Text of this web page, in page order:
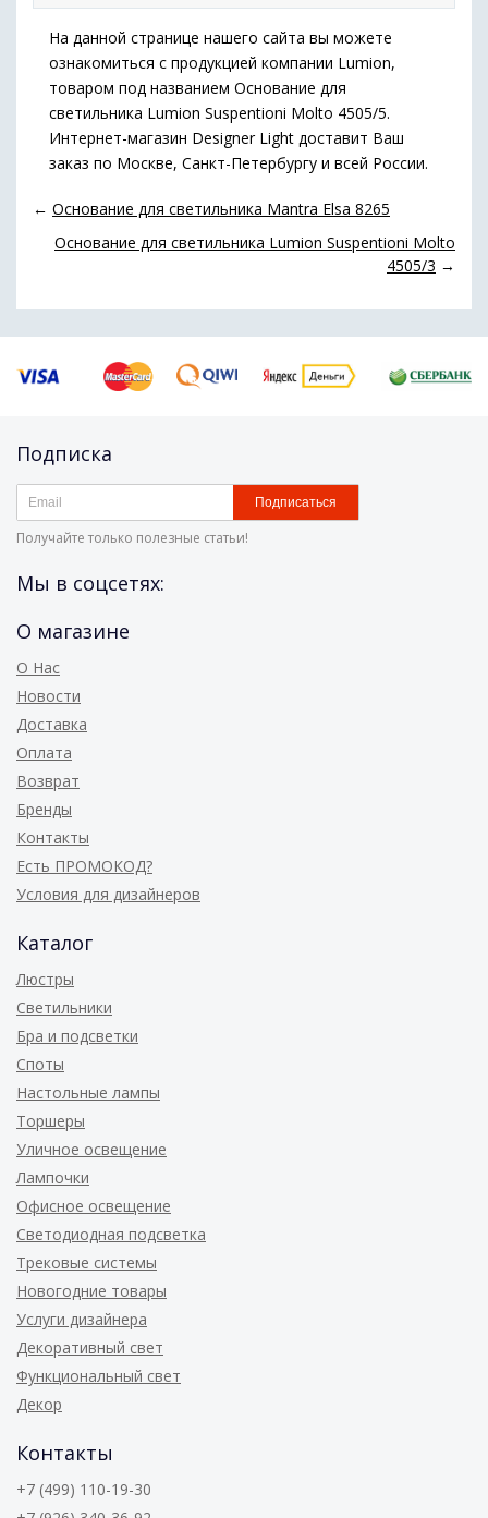
На данной странице нашего сайта вы можете
ознакомиться с продукцией компании Lumion,
товаром под названием Основание для
светильника Lumion Suspentioni Molto 4505/5.
Интернет-магазин Designer Light доставит Ваш
заказ по Москве, Санкт-Петербургу и всей России.
← Основание для светильника Mantra Elsa 8265
Основание для светильника Lumion Suspentioni Molto
4505/3 →
Подписка
Подписаться
Получайте только полезные статьи!
Мы в соцсетях:
О магазине
О Нас
Новости
Доставка
Оплата
Возврат
Бренды
Контакты
Есть ПРОМОКОД?
Условия для дизайнеров
Каталог
Люстры
Светильники
Бра и подсветки
Споты
Настольные лампы
Торшеры
Уличное освещение
Лампочки
Офисное освещение
Светодиодная подсветка
Трековые системы
Новогодние товары
Услуги дизайнера
Декоративный свет
Функциональный свет
Декор
Контакты
+7 (499) 110-19-30